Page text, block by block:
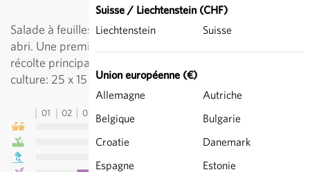
Suisse / Liechtenstein (CHF)
Liechtenstein
Suisse
Union européenne (€)
Allemagne
Autriche
Belgique
Bulgarie
Croatie
Danemark
Espagne
Estonie
Salade à feuilles lisses pour culture plein champ et sous
abri. Une première coupe est possible en automne. La
récolte principale s'effectue d'avril à mai. Distance de
culture: 25 x 15 cm pour éviter la pourriture.
01 02 03 04 09 10